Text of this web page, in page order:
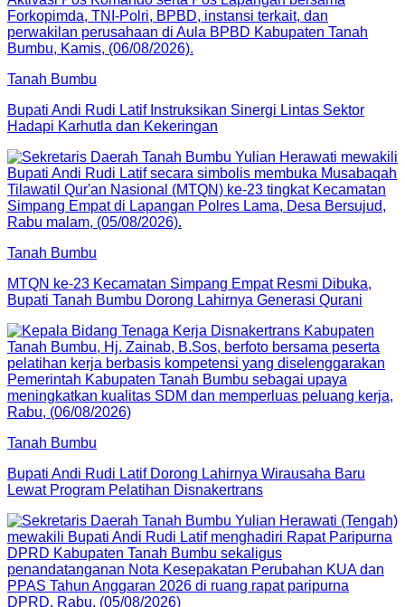
Tanah Bumbu
Bupati Andi Rudi Latif Instruksikan Sinergi Lintas Sektor
Hadapi Karhutla dan Kekeringan
Tanah Bumbu
MTQN ke-23 Kecamatan Simpang Empat Resmi Dibuka,
Bupati Tanah Bumbu Dorong Lahirnya Generasi Qurani
Tanah Bumbu
Bupati Andi Rudi Latif Dorong Lahirnya Wirausaha Baru
Lewat Program Pelatihan Disnakertrans